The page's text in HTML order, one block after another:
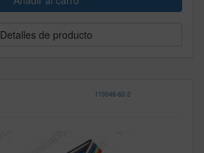
Detalles de producto
110548-62-2